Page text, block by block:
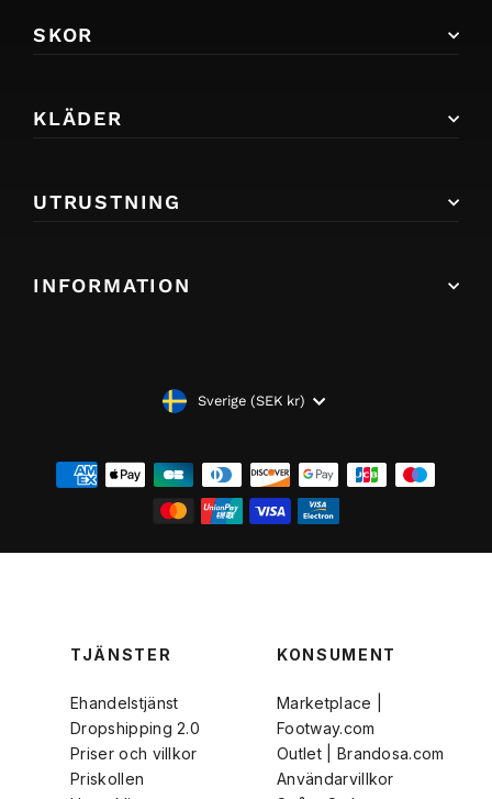
SKOR
KLÄDER
UTRUSTNING
INFORMATION
VALUTASverige (SEK kr)
TJÄNSTER
Ehandelstjänst
Dropshipping 2.0
Priser och villkor
Priskollen
KONSUMENT
Marketplace |
Footway.com
Outlet | Brandosa.com
Användarvillkor